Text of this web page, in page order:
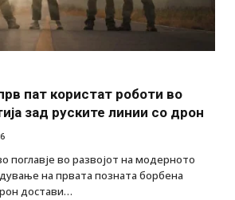
пат користат роботи во
зад руските линии со дрон
поглавје во развојот на модерното
на првата позната борбена
достави…